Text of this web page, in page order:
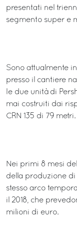
presentati nel
segmento super e
Sono attualmente
presso il cantiere
le due unità di
mai costruiti dai
CRN 135 di 79 metri.
Nei primi 8 mesi
della produzione di
stesso arco
il 2018, che
milioni di euro.